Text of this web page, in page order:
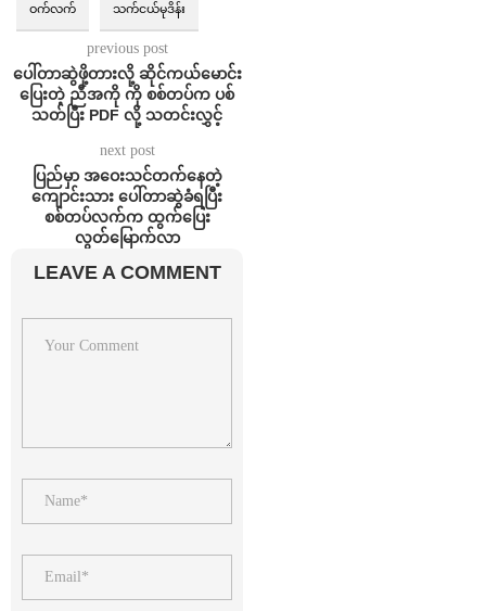
ဝက်လက် သက်ငယ်မုဒိန်း⁩
previous post
ပေါ်တာဆွဲဖို့တားလို့ ဆိုင်ကယ်မောင်း
ပြေးတဲ့ ညီအကို ကို စစ်တပ်က ပစ်
သတ်ပြီး PDF လို့ သတင်းလွှင့်
next post
ပြည်မှာ အဝေးသင်တက်နေတဲ့
ကျောင်းသား ပေါ်တာဆွဲခံရပြီး
စစ်တပ်လက်က ထွက်ပြေး
လွတ်မြောက်လာ
LEAVE A COMMENT